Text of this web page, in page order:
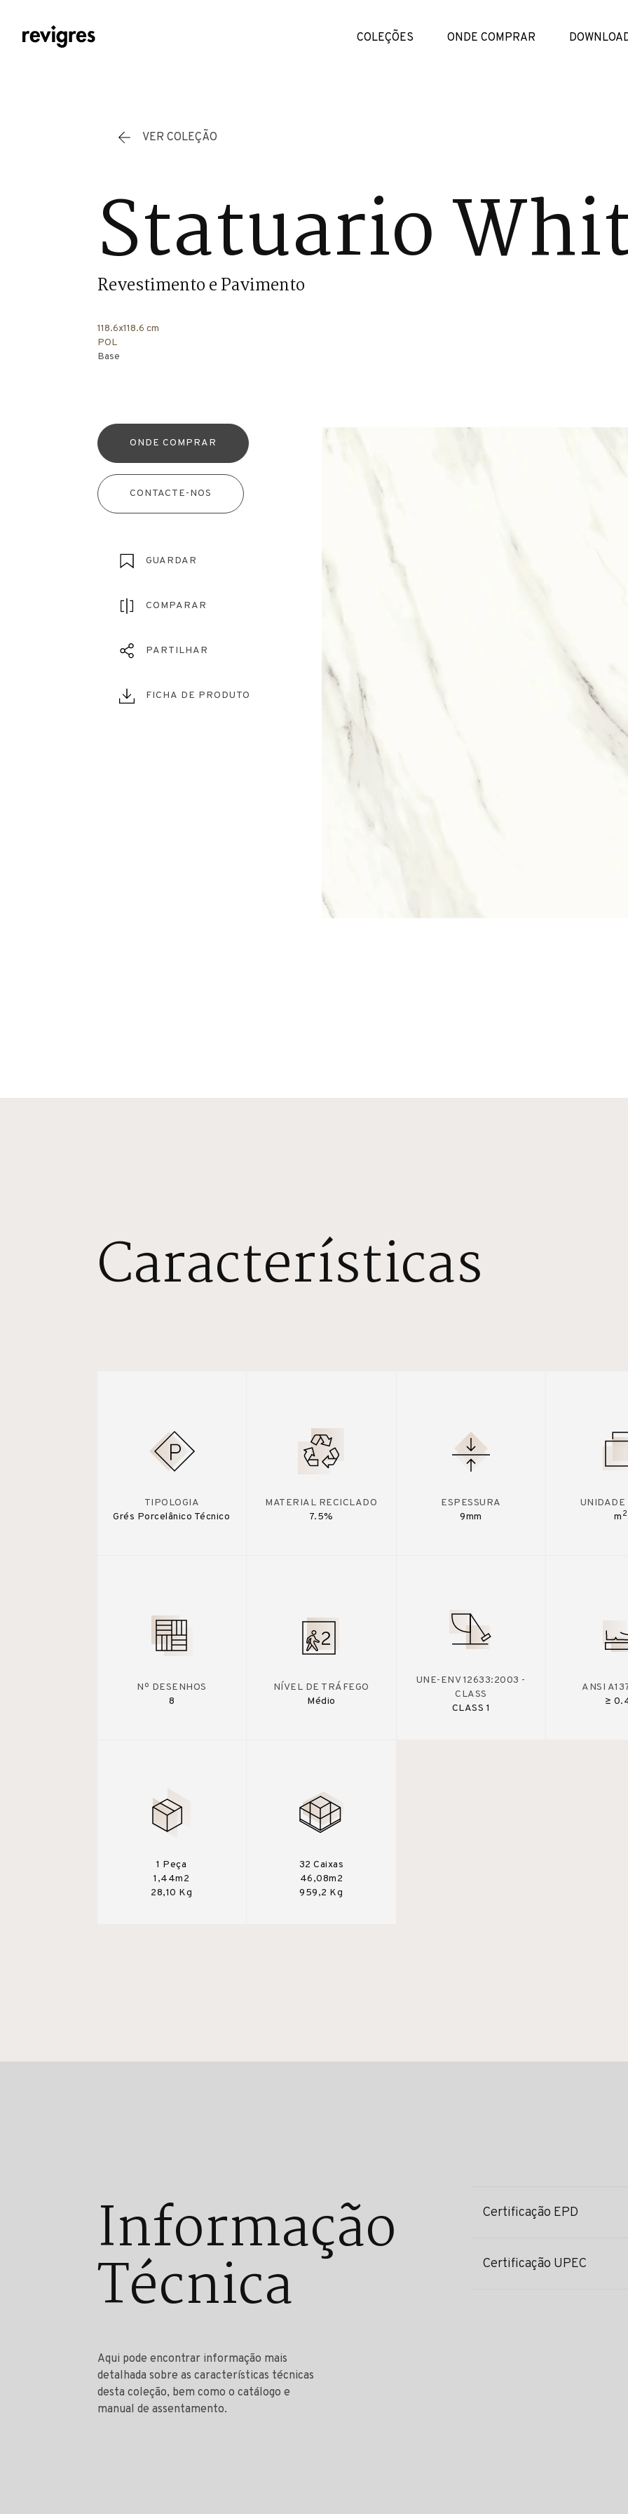
COLEÇÕES ONDE COMPRAR
VER COLEÇÃO
Statuario
Revestimento e Pavimento
118.6x118.6 cm
POL
Base
ONDE COMPRAR
CONTACTE-NOS
GUARDAR
COMPARAR
PARTILHAR
FICHA DE PRODUTO
Características
TIPOLOGIA
Grés Porcelânico Técnico
MATERIAL RECICLADO
7.5%
ESPESSURA
9mm
UNIDADE
m 2
Nº DESENHOS
8
NÍVEL DE TRÁFEGO
Médio
UNE-ENV 12633:2003 -
CLASS
CLASS 1
ANSI
≥
1 Peça
1,44m2
28,10 Kg
32 Caixas
46,08m2
959,2 Kg
Informação
Técnica
Aqui pode encontrar informação mais
detalhada sobre as características técnicas
desta coleção, bem como o catálogo e
manual de assentamento.
Certificação EPD
Certificação UPEC